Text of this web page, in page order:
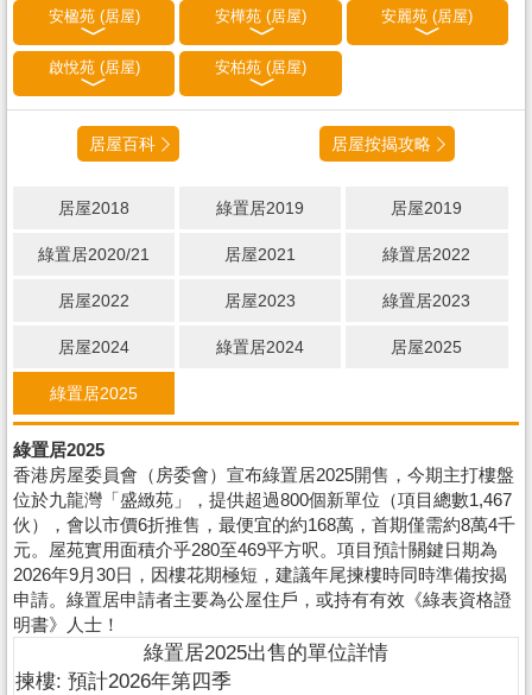
安楹苑 (居屋) 安樺苑 (居屋) 安麗苑 (居屋)
啟悅苑 (居屋) 安柏苑 (居屋)
居屋百科 居屋按揭攻略
居屋2018 綠置居2019 居屋2019
綠置居2020/21 居屋2021 綠置居2022
居屋2022 居屋2023 綠置居2023
居屋2024 綠置居2024 居屋2025
綠置居2025
綠置居2025
香港房屋委員會（房委會）宣布綠置居2025開售，今期主打樓盤
位於九龍灣「盛緻苑」，提供超過800個新單位（項目總數1,467
伙），會以市價6折推售，最便宜的約168萬，首期僅需約8萬4千
元。屋苑實用面積介乎280至469平方呎。項目預計關鍵日期為
2026年9月30日，因樓花期極短，建議年尾揀樓時同時準備按揭
申請。綠置居申請者主要為公屋住戶，或持有有效《綠表資格證
明書》人士！
綠置居2025出售的單位詳情
揀樓: 預計2026年第四季